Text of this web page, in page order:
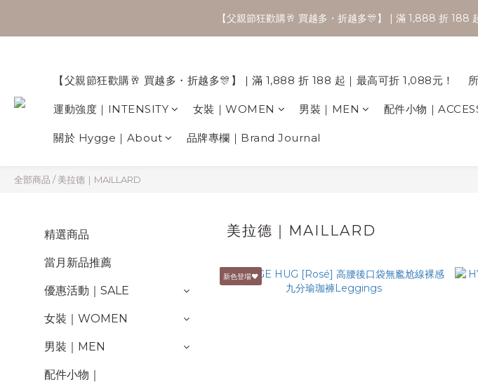
🚚 全館滿
【父親節狂歡購🥂 買越多・折越多🎊】 | 滿 1,888 折 188
【父親節狂歡購🥂 買越多・折越多🎊】 | 滿 1,888 折 188 起｜最高可折 1,088元！
運動強度｜INTENSITY 女裝｜WOMEN 男裝｜MEN 配件小物｜
關於 Hygge｜About 品牌專欄｜Brand Journal
全部商品 /美拉德｜MAILLARD
精選商品
當月新品推薦
優惠活動｜SALE
女裝｜WOMEN
男裝｜MEN
配件小物｜
美拉德｜MAILLARD
新色登場♥